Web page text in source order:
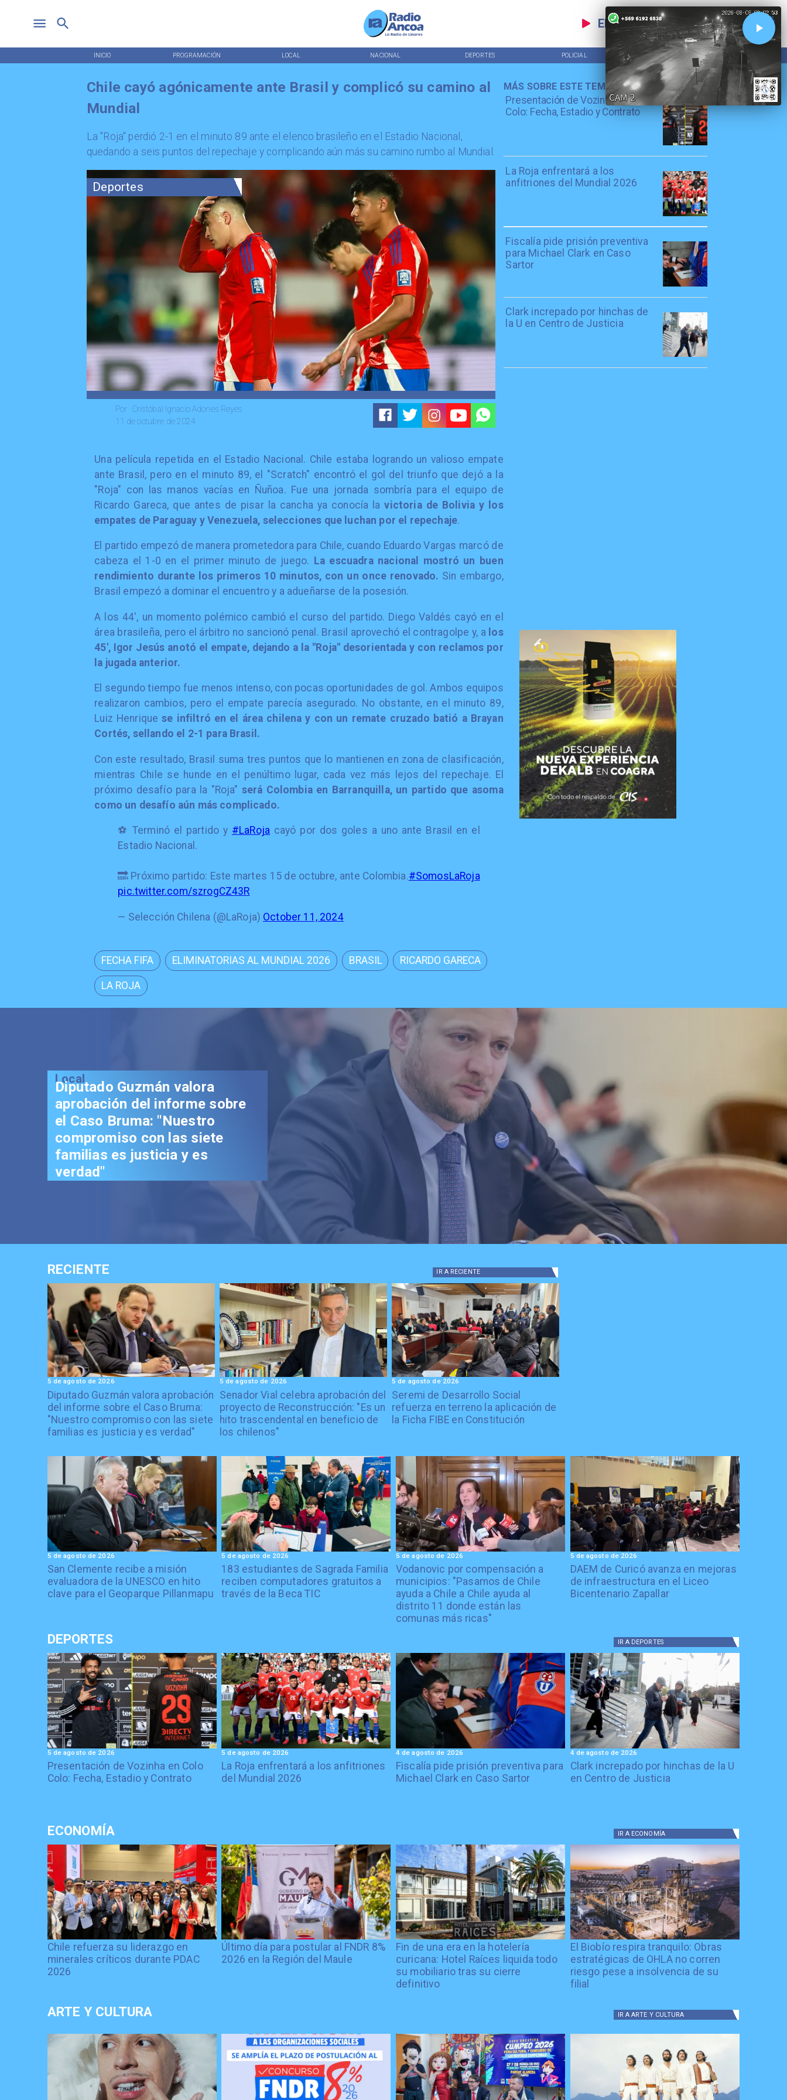
EN VIVO
INICIO PROGRAMACIÓN LOCAL NACIONAL DEPORTES POLICIAL TENDENCIAS
Deportes
Cristóbal Ignacio Adones Reyes
Por
11 de octubre de 2024
Presentación de Vozinha en Colo
Colo: Fecha, Estadio y Contrato
La Roja enfrentará a los
anfitriones del Mundial 2026
Fiscalía pide prisión preventiva
para Michael Clark en Caso
Sartor
Clark increpado por hinchas de
la U en Centro de Justicia
MÁS SOBRE ESTE TEMA
Chile cayó agónicamente ante Brasil y complicó su camino al
Mundial
La "Roja" perdió 2-1 en el minuto 89 ante el elenco brasileño en el Estadio Nacional,
quedando a seis puntos del repechaje y complicando aún más su camino rumbo al Mundial.
Una película repetida en el Estadio Nacional. Chile estaba logrando un valioso empate
ante Brasil, pero en el minuto 89, el "Scratch" encontró el gol del triunfo que dejó a la
"Roja" con las manos vacías en Ñuñoa. Fue una jornada sombría para el equipo de
Ricardo Gareca, que antes de pisar la cancha ya conocía lavictoria de Bolivia y los
empates de Paraguay y Venezuela, selecciones que luchan por el repechaje.
El partido empezó de manera prometedora para Chile, cuando Eduardo Vargas marcó de
cabeza el 1-0 en el primer minuto de juego. La escuadra nacional mostró un buen
rendimiento durante los primeros 10 minutos, con un once renovado. Sin embargo,
Brasil empezó a dominar el encuentro y a adueñarse de la posesión.
A los 44', un momento polémico cambió el curso del partido. Diego Valdés cayó en el
área brasileña, pero el árbitro no sancionó penal. Brasil aprovechó el contragolpe y, a los
45', Igor Jesús anotó el empate, dejando a la "Roja" desorientada y con reclamos por
la jugada anterior.
El segundo tiempo fue menos intenso, con pocas oportunidades de gol. Ambos equipos
realizaron cambios, pero el empate parecía asegurado. No obstante, en el minuto 89,
Luiz Henriquese infiltró en el área chilena y con un remate cruzado batió a Brayan
Cortés, sellando el 2-1 para Brasil.
Con este resultado, Brasil suma tres puntos que lo mantienen en zona de clasificación,
mientras Chile se hunde en el penúltimo lugar, cada vez más lejos del repechaje. El
próximo desafío para la "Roja" será Colombia en Barranquilla, un partido que asoma
como un desafío aún más complicado.
⚽️ Terminó el partido y #LaRoja cayó por dos goles a uno ante Brasil en el
Estadio Nacional.
🔜 Próximo partido: Este martes 15 de octubre, ante Colombia.#SomosLaRoja
pic.twitter.com/szrogCZ43R
— Selección Chilena (@LaRoja) October 11, 2024
FECHA FIFA ELIMINATORIAS AL MUNDIAL 2026 BRASIL RICARDO GARECA
LA ROJA
Local
Senador Vial celebra
aprobación del proyecto de
Reconstrucción: "Es un hito
trascendental en beneficio de
los chilenos"
RECIENTE IR A RECIENTE
Diputado Guzmán valora aprobación
del informe sobre el Caso Bruma:
"Nuestro compromiso con las siete
familias es justicia y es verdad"
5 de agosto de 2026
Senador Vial celebra aprobación del
proyecto de Reconstrucción: "Es un
hito trascendental en beneficio de
los chilenos"
5 de agosto de 2026
Seremi de Desarrollo Social
refuerza en terreno la aplicación de
la Ficha FIBE en Constitución
5 de agosto de 2026
San Clemente recibe a misión
evaluadora de la UNESCO en hito
clave para el Geoparque Pillanmapu
5 de agosto de 2026
183 estudiantes de Sagrada Familia
reciben computadores gratuitos a
través de la Beca TIC
5 de agosto de 2026
Vodanovic por compensación a
municipios: "Pasamos de Chile
ayuda a Chile a Chile ayuda al
distrito 11 donde están las
comunas más ricas"
5 de agosto de 2026
DAEM de Curicó avanza en mejoras
de infraestructura en el Liceo
Bicentenario Zapallar
5 de agosto de 2026
DEPORTES IR A DEPORTES
Presentación de Vozinha en Colo
Colo: Fecha, Estadio y Contrato
5 de agosto de 2026
La Roja enfrentará a los anfitriones
del Mundial 2026
5 de agosto de 2026
Fiscalía pide prisión preventiva para
Michael Clark en Caso Sartor
4 de agosto de 2026
Clark increpado por hinchas de la U
en Centro de Justicia
4 de agosto de 2026
ECONOMÍA IR A ECONOMÍA
Chile refuerza su liderazgo en
minerales críticos durante PDAC
2026
Último día para postular al FNDR 8%
2026 en la Región del Maule
Fin de una era en la hotelería
curicana: Hotel Raíces liquida todo
su mobiliario tras su cierre
definitivo
El Biobío respira tranquilo: Obras
estratégicas de OHLA no corren
riesgo pese a insolvencia de su
filial
ARTE Y CULTURA IR A ARTE Y CULTURA